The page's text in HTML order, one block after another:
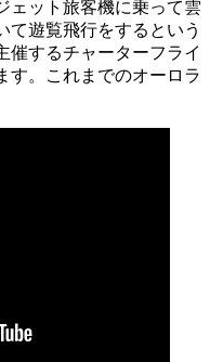
ェット旅客機に乗って雲
て遊覧飛行をするという
催するチャーターフライ
す。これまでのオーロラ